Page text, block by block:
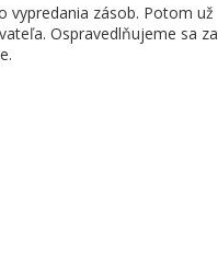
vypredania zásob. Potom už
Ospravedlňujeme sa za